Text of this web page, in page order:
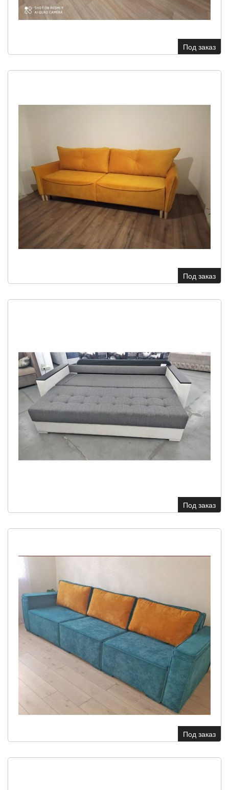
Под заказ
Под заказ
Под заказ
Под заказ